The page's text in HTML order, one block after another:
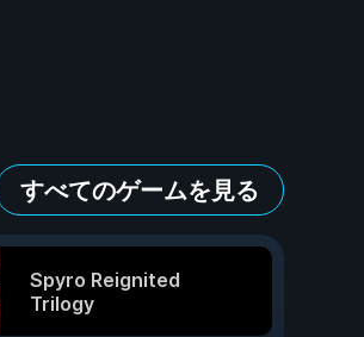
すべてのゲームを見る
Spyro Reignited
Trilogy